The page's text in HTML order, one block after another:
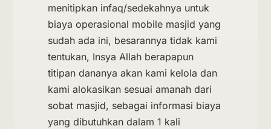
menitipkan infaq/sedekahnya untuk
biaya operasional mobile masjid yang
sudah ada ini, besarannya tidak kami
tentukan, Insya Allah berapapun
titipan dananya akan kami kelola dan
kami alokasikan sesuai amanah dari
sobat masjid, sebagai informasi biaya
yang dibutuhkan dalam 1 kali